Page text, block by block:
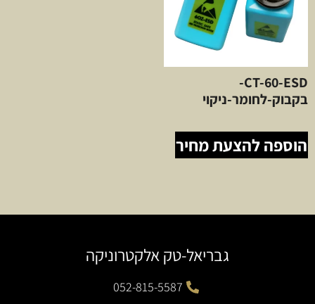
CT-60-ESD-
בקבוק-לחומר-ניקוי
הוספה להצעת מחיר
גבריאל-טק אלקטרוניקה
052-815-5587